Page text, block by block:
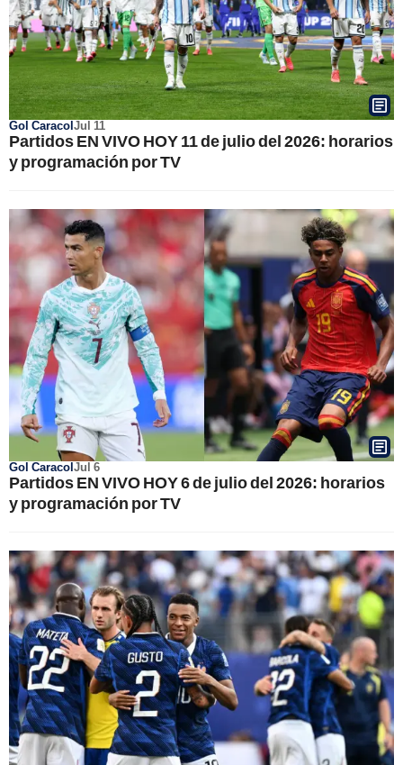
Gol CaracolJul 11
Partidos EN VIVO HOY 11 de julio del 2026: horarios
y programación por TV
Gol CaracolJul 6
Partidos EN VIVO HOY 6 de julio del 2026: horarios
y programación por TV